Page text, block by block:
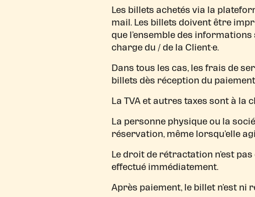
Les billets achetés via la
mail. Les billets doivent être
que l’ensemble des
charge du / de la Client·e.
Dans tous les cas, les frais de
billets dès réception du
La TVA et autres taxes sont à la
La personne physique ou la
réservation, même lorsqu’elle
Le droit de rétractation n’est
effectué immédiatement.
Après paiement, le billet n’est